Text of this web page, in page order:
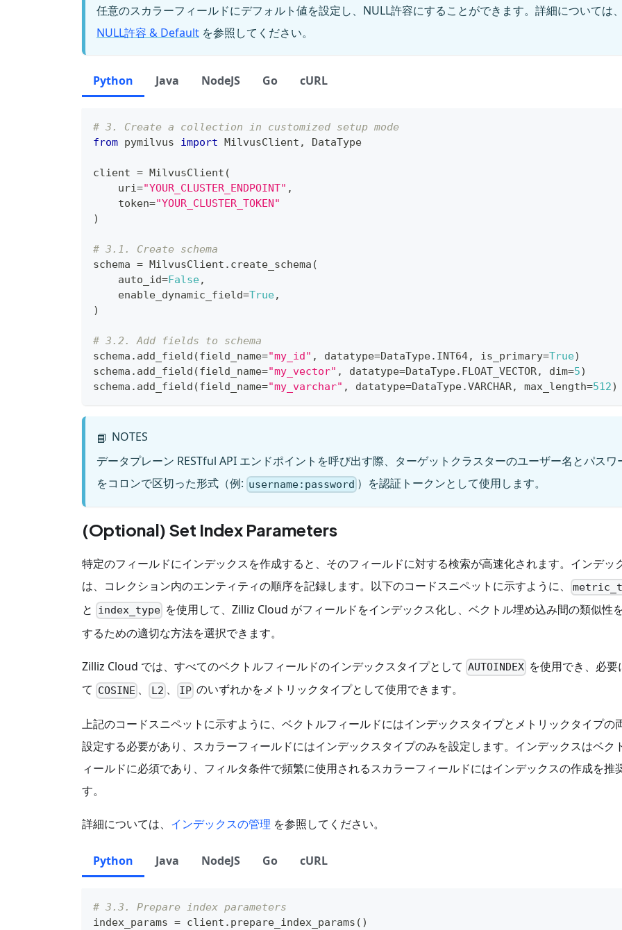
任意のスカラーフィールドにデフォルト値を設定し、NULL許容にすることができます。詳細については、
NULL許容 & Default を参照してください。
Python Java NodeJS Go cURL
# 3. Create a collection in customized setup mode
from pymilvus import MilvusClient , DataType
client = MilvusClient (
    uri
="YOUR_CLUSTER_ENDPOINT" ,
    token
="YOUR_CLUSTER_TOKEN"
)
# 3.1. Create schema
schema = MilvusClient . create_schema (
    auto_id
=False,
    enable_dynamic_field
=True,
)
# 3.2. Add fields to schema
schema . add_field (field_name="my_id" , datatype=DataType. INT64, is_primary=True)
schema . add_field (field_name="my_vector" , datatype=DataType. FLOAT_VECTOR, dim=5)
schema . add_field (field_name="my_varchar" , datatype=DataType.VARCHAR, max_length=512)
📘 NOTES
データプレーン RESTful API エンドポイントを呼び出す際、ターゲットクラスターのユーザー名とパスワ
をコロンで区切った形式（例: username:password ）を認証トークンとして使用します。
(Optional) Set Index Parameters
特定のフィールドにインデックスを作成すると、そのフィールドに対する検索が高速化されます。インデッ
は、コレクション内のエンティティの順序を記録します。以下のコードスニペットに示すように、
と index_type を使用して、Zilliz Cloud がフィールドをインデックス化し、ベクトル埋め込み間の類似性
するための適切な方法を選択できます。
Zilliz Cloud では、すべてのベクトルフィールドのインデックスタイプとして AUTOINDEX を使用でき、必要
て COSINE 、 L2 、 IP のいずれかをメトリックタイプとして使用できます。
上記のコードスニペットに示すように、ベクトルフィールドにはインデックスタイプとメトリックタイプの
設定する必要があり、スカラーフィールドにはインデックスタイプのみを設定します。インデックスはベク
ィールドに必須であり、フィルタ条件で頻繁に使用されるスカラーフィールドにはインデックスの作成を推
す。
詳細については、 インデックスの管理 を参照してください。
Python Java NodeJS Go cURL
# 3.3. Prepare index parameters
index_params = client . prepare_index_params ( )